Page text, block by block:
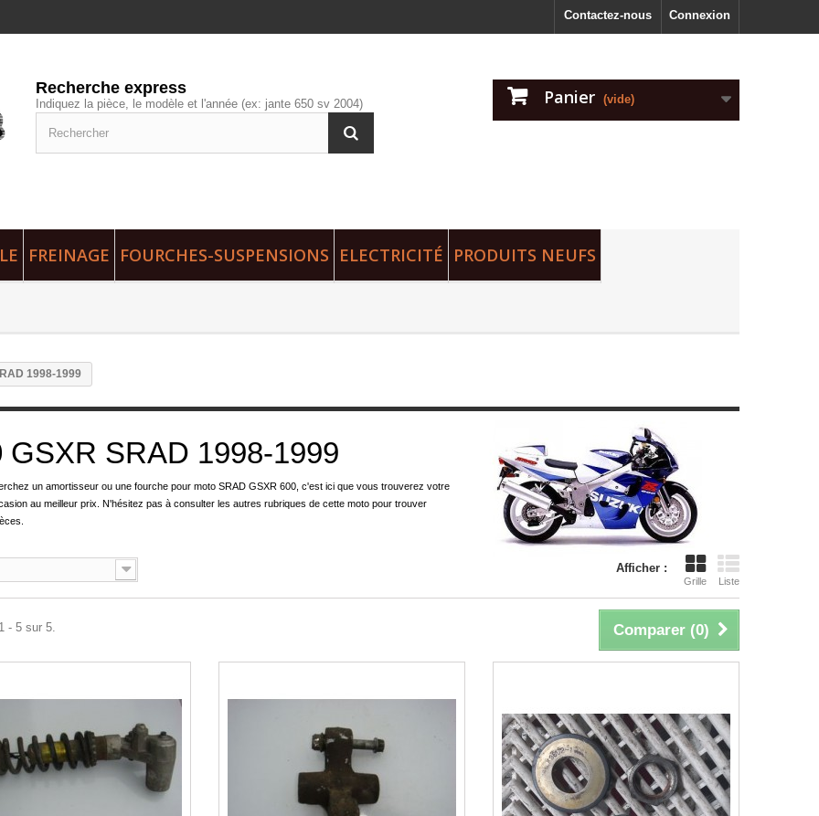
Connexion
Contactez-nous
Recherche express
Indiquez la pièce, le modèle et l'année (ex: jante 650 sv 2004) Panier (vide)
FREINAGE FOURCHES-SUSPENSIONS ELECTRICITÉ PRODUITS NEUFS
1998-1999
GSXR SRAD 1998-1999
un amortisseur ou une fourche pour moto SRAD GSXR 600, c'est ici que vous trouverez votre
au meilleur prix. N'hésitez pas à consulter les autres rubriques de cette moto pour trouver
Afficher :
Grille Liste
Comparer (0)
- 5 sur 5.